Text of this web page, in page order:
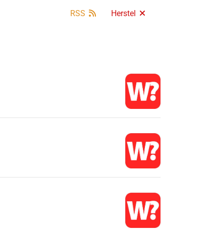
Herstel
RSS